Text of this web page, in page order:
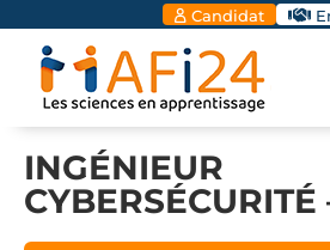
Candidat
INGÉNIEUR
CYBERSÉCURITÉ